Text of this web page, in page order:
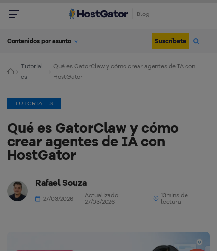
Blog
Contenidos por asunto Suscríbete
Tutorial
es
Qué es GatorClaw y cómo crear agentes de IA con
HostGator
TUTORIALES
Qué es GatorClaw y cómo
crear agentes de IA con
HostGator
Rafael Souza
27/03/2026
Actualizado
27/03/2026
13mins de
lectura